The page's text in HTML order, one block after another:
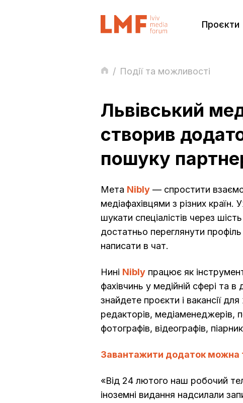
Проєкти
/ Події та можливості
Львівський
створив
пошуку
Мета Nibly — спростити
медіафахівцями з різних країн.
шукати спеціалістів через
достатньо переглянути
написати в чат.
Нині Nibly працює як
фахівчинь у медійній сфері та
знайдете проєкти і вакансії для
редакторів, медіаменеджерів,
фотографів, відеографів,
Завантажити додаток можна
«Від 24 лютого наш робочий
іноземні видання надсилали